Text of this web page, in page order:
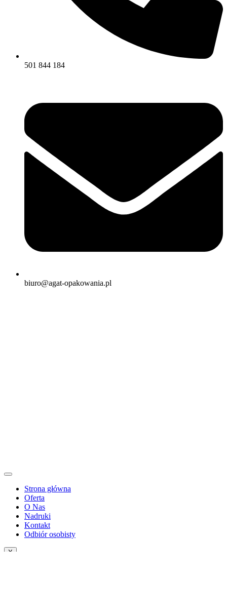
501 844 184
biuro@agat-opakowania.pl
Strona główna
Oferta
O Nas
Nadruki
Kontakt
Odbiór osobisty
X